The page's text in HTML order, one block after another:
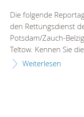
Die folgende
den Rettungsdienst
Potsdam/Zauch-
Teltow. Kennen Sie
Weiterlesen